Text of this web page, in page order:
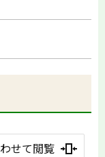
せて閲覧